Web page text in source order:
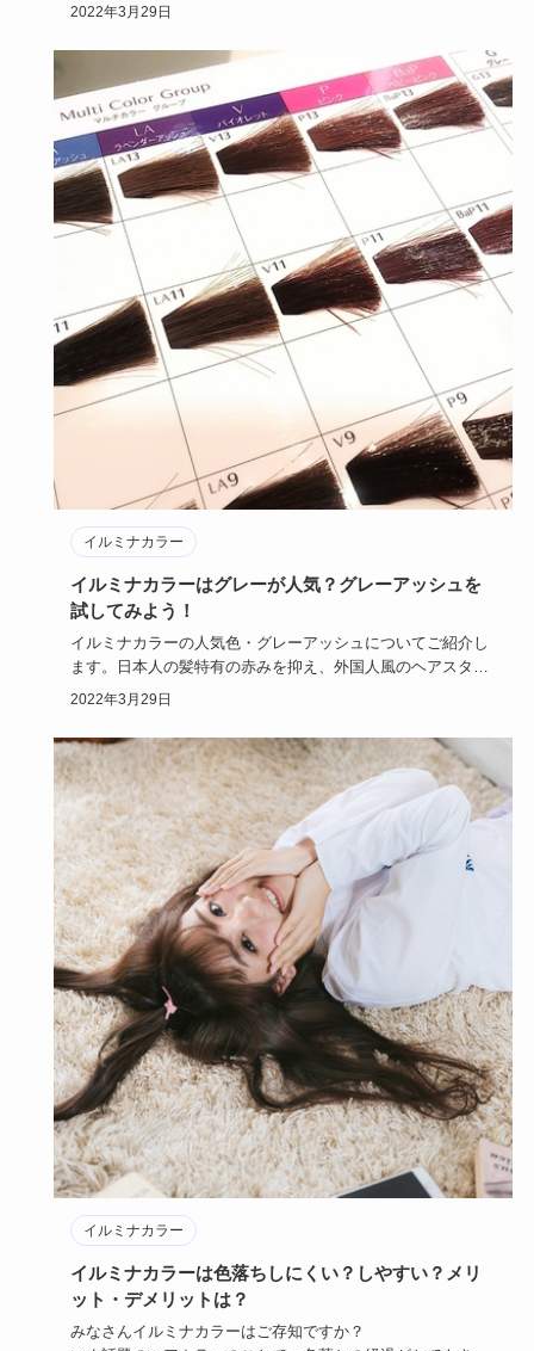
2022年3月29日
イルミナカラー
イルミナカラーはグレーが人気？グレーアッシュを
試してみよう！
イルミナカラーの人気色・グレーアッシュについてご紹介し
ます。日本人の髪特有の赤みを抑え、外国人風のヘアスタイ
ルになれると評…
2022年3月29日
イルミナカラー
イルミナカラーは色落ちしにくい？しやすい？メリ
ット・デメリットは？
みなさんイルミナカラーはご存知ですか？